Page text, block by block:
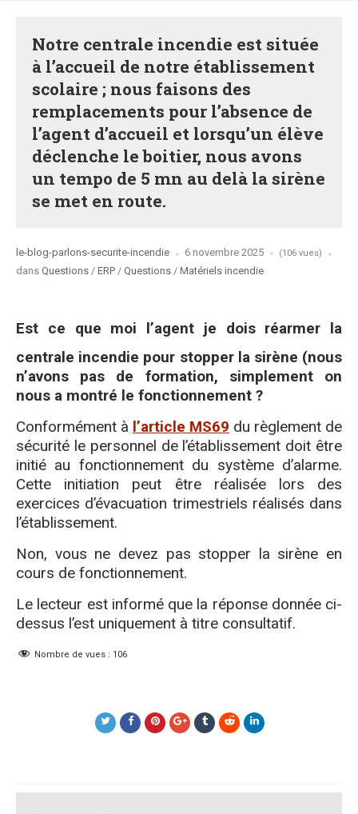
Notre centrale incendie est située
à l’accueil de notre établissement
scolaire ; nous faisons des
remplacements pour l’absence de
l’agent d’accueil et lorsqu’un élève
déclenche le boitier, nous avons
un tempo de 5 mn au delà la sirène
se met en route.
Posted
by
le-blog-parlons-securite-incendie 6 novembre 2025 (106 vues)
dans Posted
Questions / ERP / Questions / Matériels incendie
Est ce que moi l’agent je dois réarmer la
centrale incendie pour stopper la sirène (nous
n’avons pas de formation, simplement on
nous a montré le fonctionnement ?
Conformément à l’article MS69 du règlement de
sécurité le personnel de l’établissement doit être
initié au fonctionnement du système d’alarme.
Cette initiation peut être réalisée lors des
exercices d’évacuation trimestriels réalisés dans
l’établissement.
Non, vous ne devez pas stopper la sirène en
cours de fonctionnement.
Le lecteur est informé que la réponse donnée ci-
dessus l’est uniquement à titre consultatif.
Nombre de vues : 106